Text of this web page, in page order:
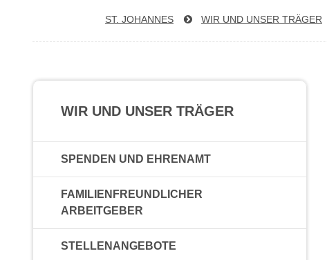
ST. JOHANNES WIR UND UNSER TRÄGER
WIR UND UNSER TRÄGER
SPENDEN UND EHRENAMT
FAMILIENFREUNDLICHER
ARBEITGEBER
STELLENANGEBOTE